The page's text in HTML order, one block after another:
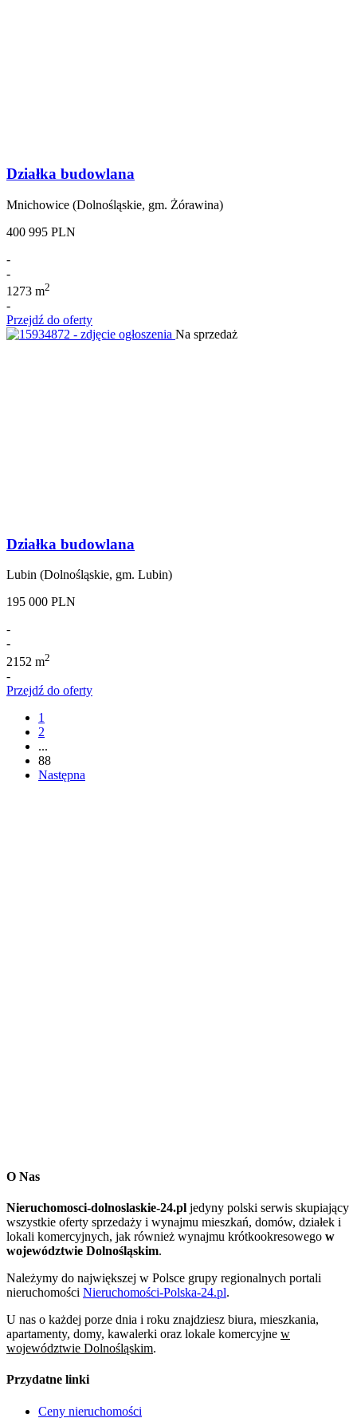
Działka budowlana
Mnichowice (Dolnośląskie, gm. Żórawina)
400 995 PLN
-
-
1273 m2
-
Przejdź do oferty
Na sprzedaż
Działka budowlana
Lubin (Dolnośląskie, gm. Lubin)
195 000 PLN
-
-
2152 m2
-
Przejdź do oferty
1
2
...
88
Następna
O Nas
Nieruchomosci-dolnoslaskie-24.pl jedyny polski serwis skupiający
wszystkie oferty sprzedaży i wynajmu mieszkań, domów, działek i
lokali komercyjnych, jak również wynajmu krótkookresowego w
województwie Dolnośląskim.
Należymy do największej w Polsce grupy regionalnych portali
nieruchomości Nieruchomości-Polska-24.pl.
U nas o każdej porze dnia i roku znajdziesz biura, mieszkania,
apartamenty, domy, kawalerki oraz lokale komercyjne w
województwie Dolnośląskim.
Przydatne linki
Ceny nieruchomości